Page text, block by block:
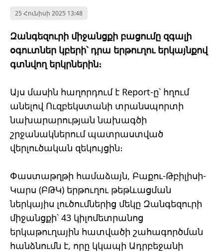
25 Հունիսի 2025 13:48
Զանգեզուրի միջանցքի բացումը զգալի
օգուտներ կբերի՝ դրա երթուղու երկայնքով
գտնվող երկրներին։
Այս մասին հաղորդում է Report-ը՝ հղում
անելով Ուզբեկստանի տրանսպորտի
նախարարության նախագծի
շրջանակներում պատրաստված
վերլուծական զեկույցին։
Փաստաթղթի համաձայն, Բաքու-Թբիլիսի-
Կարս (ԲԹԿ) երթուղու թեթևացման
ներկայիս լուծումներից մեկը Զանգեզուրի
միջանցքի՝ 43 կիլոմետրանոց
երկաթուղային հատվածի շահագործման
հանձնումն է, որը կկապի Ադրբեջանի